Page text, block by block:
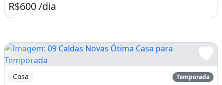
algum mantimento pois próximo ao
A
CESSO : acesso ao rancho vindo de Brasília
R$600 /dia
Imagem: 09 Caldas Novas Ótima Casa para Temporada
Casa Temporada